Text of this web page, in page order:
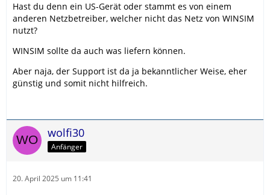
Hast du denn ein US-Gerät oder stammt es von einem
anderen Netzbetreiber, welcher nicht das Netz von WINSIM
nutzt?
WINSIM sollte da auch was liefern können.
Aber naja, der Support ist da ja bekanntlicher Weise, eher
günstig und somit nicht hilfreich.
wolfi30
Anfänger
20. April 2025 um 11:41